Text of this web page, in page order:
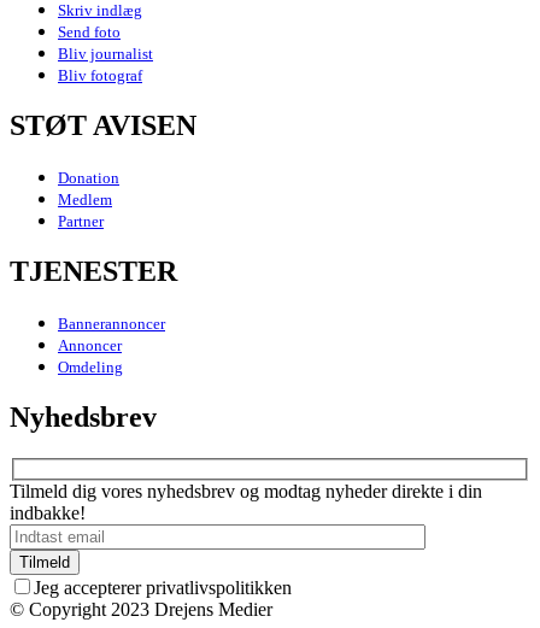
Skriv indlæg
Send foto
Bliv journalist
Bliv fotograf
STØT AVISEN
Donation
Medlem
Partner
TJENESTER
Bannerannoncer
Annoncer
Omdeling
Nyhedsbrev
Tilmeld dig vores nyhedsbrev og modtag nyheder direkte i din
indbakke!
Jeg accepterer privatlivspolitikken
© Copyright 2023 Drejens Medier